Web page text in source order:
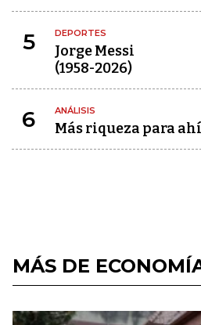
5 DEPORTES
Jorge Messi
(1958-2026)
6 ANÁLISIS
Más riqueza para
MÁS DE